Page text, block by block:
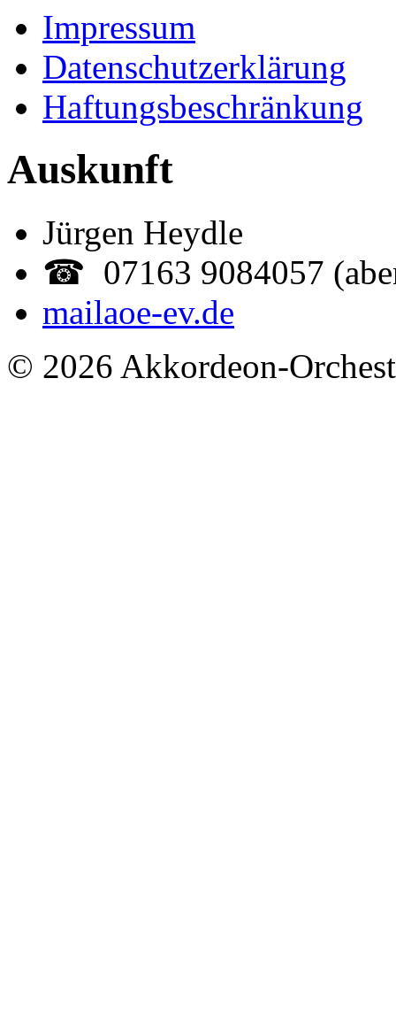
Impressum
Datenschutzerklärung
Haftungsbeschränkung
Auskunft
Jürgen Heydle
☎ 07163 9084057
mailaoe-ev.de
© 2026 Akkordeon-